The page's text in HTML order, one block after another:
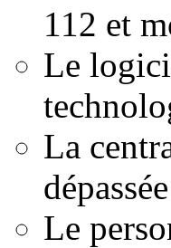
112 et
Le
La
Le